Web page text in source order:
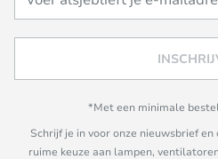
*Met een minimale
Schrijf je in voor onze nieuwsbrief
ruime keuze aan lampen,